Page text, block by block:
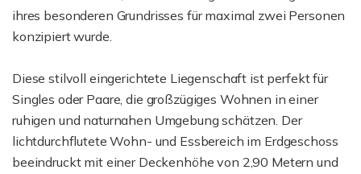
ihres besonderen Grundrisses für maximal zwei Personen
konzipiert wurde.
Diese stilvoll eingerichtete Liegenschaft ist perfekt für
Singles oder Paare, die großzügiges Wohnen in einer
ruhigen und naturnahen Umgebung schätzen. Der
lichtdurchflutete Wohn- und Essbereich im Erdgeschoss
beeindruckt mit einer Deckenhöhe von 2,90 Metern und